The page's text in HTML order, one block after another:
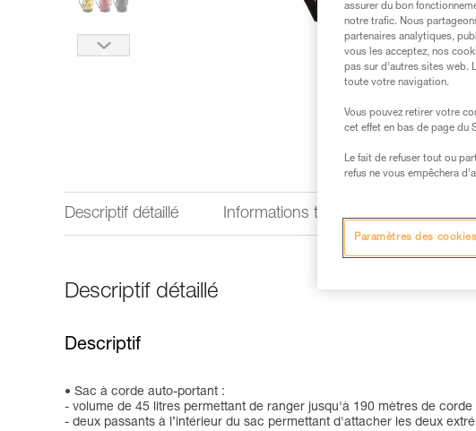
Descriptif détaillé Informations techniques
Descriptif détaillé
Descriptif
Sac à corde auto-portant :
- volume de 45 litres permettant de ranger jusqu'à 190 mètres de
- deux passants à l’intérieur du sac permettant d'attacher les deux
assurer du bon
notre trafic. Nous
partenaires analytiques,
vous les acceptez, nos
pas sur d’autres sites web.
toute votre navigation.
Vous pouvez retirer votre
cet effet en bas de page du
Le fait de refuser tout ou
refus ne vous empêchera
Paramètres des cookies